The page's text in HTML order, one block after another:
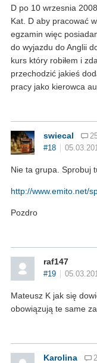
D po 10 wrzesnia
Kat. D aby pracować
egzamin więc
do wyjazdu do Anglii
kurs który robiłem i
przechodzić jakieś
pracy jako kierowca
swiecal
#18
Nie ta grupa. Sprobuj
http://www.emito.net/
Pozdro
raf147
#19
Mateusz K jak się
obowiązują te same
Karolina
2